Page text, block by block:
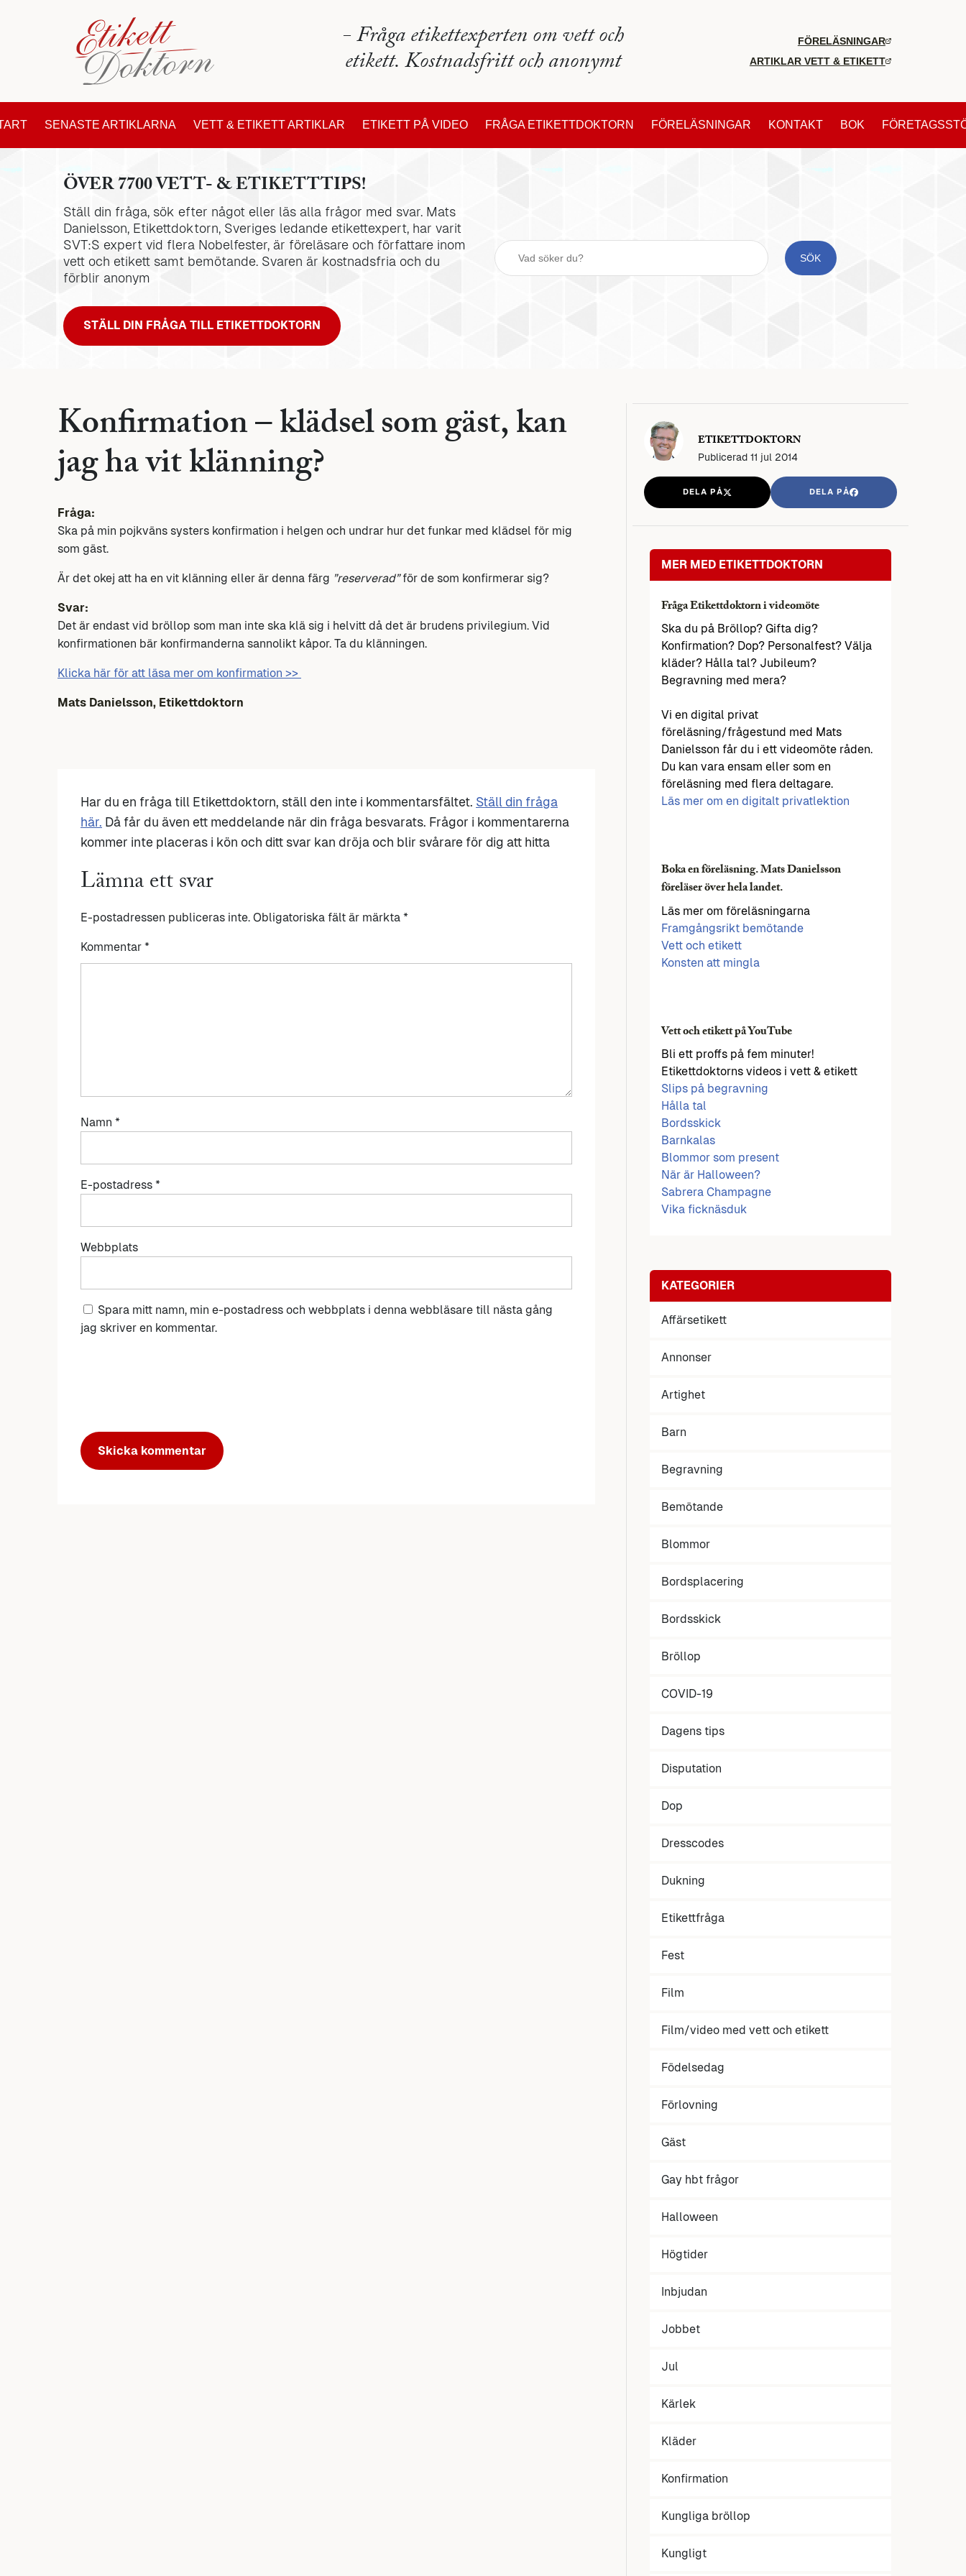
- Fråga etikettexperten om vett och
etikett. Kostnadsfritt och anonymt
FÖRELÄSNINGAR
ARTIKLAR VETT & ETIKETT
SENASTE ARTIKLARNA VETT & ETIKETT ARTIKLAR ETIKETT PÅ VIDEO FRÅGA ETIKETTDOKTORN FÖRELÄSNINGAR KONTAKT BOK
ÖVER 7700 VETT- & ETIKETTTIPS!
Ställ din fråga, sök efter något eller läs alla frågor med svar. Mats
Danielsson, Etikettdoktorn, Sveriges ledande etikettexpert, har varit
SVT:S expert vid flera Nobelfester, är föreläsare och författare inom
vett och etikett samt bemötande. Svaren är kostnadsfria och du
förblir anonym
STÄLL DIN FRÅGA TILL ETIKETTDOKTORN
Konfirmation – klädsel som gäst, kan
jag ha vit klänning?
Fråga:
Ska på min pojkväns systers konfirmation i helgen och undrar hur det funkar med klädsel för mig
som gäst.
Är det okej att ha en vit klänning eller är denna färg ”reserverad”för de som konfirmerar sig?
Svar:
Det är endast vid bröllop som man inte ska klä sig i helvitt då det är brudens privilegium. Vid
konfirmationen bär konfirmanderna sannolikt kåpor. Ta du klänningen.
Klicka här för att läsa mer om konfirmation >>
Mats Danielsson, Etikettdoktorn
Har du en fråga till Etikettdoktorn, ställ den inte i kommentarsfältet. Ställ din fråga
här. Då får du även ett meddelande när din fråga besvarats. Frågor i kommentarerna
kommer inte placeras i kön och ditt svar kan dröja och blir svårare för dig att hitta
Lämna ett svar
E-postadressen publiceras inte. Obligatoriska fält är märkta *
Kommentar *
Namn *
E-postadress *
Webbplats
Spara mitt namn, min e-postadress och webbplats i denna webbläsare till nästa gång
jag skriver en kommentar.
ETIKETTDOKTORN
Publicerad 11 jul 2014
DELA PÅ DELA PÅ
MER MED ETIKETTDOKTORN
Fråga Etikettdoktorn i videomöte
Ska du på Bröllop? Gifta dig?
Konfirmation? Dop? Personalfest? Välja
kläder? Hålla tal? Jubileum?
Begravning med mera?
Vi en digital privat
föreläsning/frågestund med Mats
Danielsson får du i ett videomöte råden.
Du kan vara ensam eller som en
föreläsning med flera deltagare.
Läs mer om en digitalt privatlektion
Boka en föreläsning. Mats Danielsson
föreläser över hela landet.
Läs mer om föreläsningarna
Framgångsrikt bemötande
Vett och etikett
Konsten att mingla
Vett och etikett på YouTube
Bli ett proffs på fem minuter!
Etikettdoktorns videos i vett & etikett
Slips på begravning
Hålla tal
Bordsskick
Barnkalas
Blommor som present
När är Halloween?
Sabrera Champagne
Vika ficknäsduk
KATEGORIER
Affärsetikett
Annonser
Artighet
Barn
Begravning
Bemötande
Blommor
Bordsplacering
Bordsskick
Bröllop
COVID-19
Dagens tips
Disputation
Dop
Dresscodes
Dukning
Etikettfråga
Fest
Film
Film/video med vett och etikett
Födelsedag
Förlovning
Gäst
Gay hbt frågor
Halloween
Högtider
Inbjudan
Jobbet
Jul
Kärlek
Kläder
Konfirmation
Kungliga bröllop
Kungligt